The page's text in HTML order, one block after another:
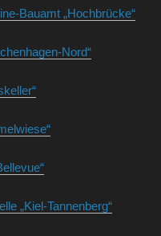
Bauamt „Hochbrücke“
Nord“
„Kiel-Tannenberg“